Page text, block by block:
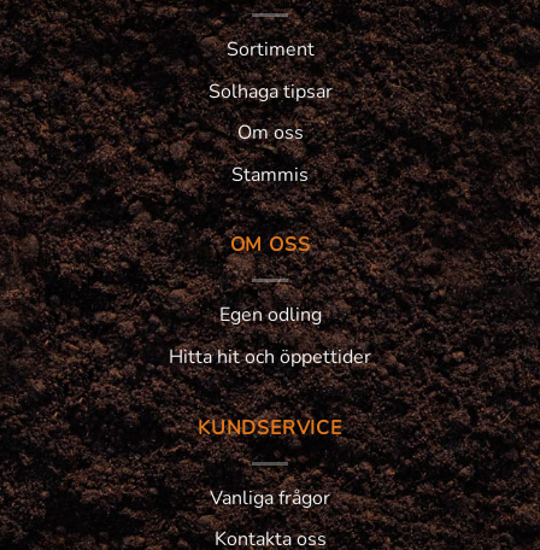
Sortiment
Solhaga tipsar
Om oss
Stammis
OM OSS
Egen odling
Hitta hit och öppettider
KUNDSERVICE
Vanliga frågor
Kontakta oss